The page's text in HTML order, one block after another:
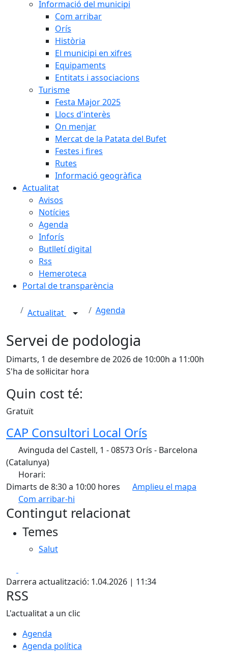
Informació del municipi
Com arribar
Orís
Història
El municipi en xifres
Equipaments
Entitats i associacions
Turisme
Festa Major 2025
Llocs d'interès
On menjar
Mercat de la Patata del Bufet
Festes i fires
Rutes
Informació geogràfica
Actualitat
Avisos
Notícies
Agenda
Inforís
Butlletí digital
Rss
Hemeroteca
Portal de transparència
Actualitat Agenda
Servei de podologia
Dimarts, 1 de desembre de 2026 de 10:00h a 11:00h
S'ha de sol·licitar hora
Quin cost té:
Gratuït
CAP Consultori Local Orís
Avinguda del Castell, 1 - 08573 Orís - Barcelona
(Catalunya)
Horari:
Dimarts de 8:30 a 10:00 hores
Amplieu el mapa
Com arribar-hi
+
Contingut relacionat
Temes
Salut
Darrera actualització: 1.04.2026 | 11:34
RSS
L'actualitat a un clic
Agenda
Agenda política